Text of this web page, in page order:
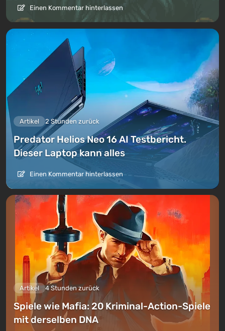
Einen Kommentar hinterlassen
Artikel 2 Stunden zurück
Predator Helios Neo 16 AI Testbericht.
Dieser Laptop kann alles
Einen Kommentar hinterlassen
Artikel 4 Stunden zurück
Spiele wie Mafia: 20 Kriminal-Action-Spiele
mit derselben DNA